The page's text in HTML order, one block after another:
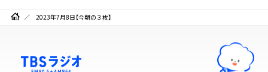
2023年7月8日【今朝の３枚】